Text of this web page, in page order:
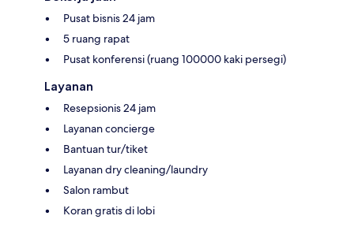
Pusat bisnis 24 jam
5 ruang rapat
Pusat konferensi (ruang 100000 kaki persegi)
Layanan
Resepsionis 24 jam
Layanan concierge
Bantuan tur/tiket
Layanan dry cleaning/laundry
Salon rambut
Koran gratis di lobi